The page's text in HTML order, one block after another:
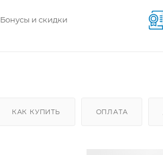
Бонусы и скидки
КАК КУПИТЬ ОПЛАТА